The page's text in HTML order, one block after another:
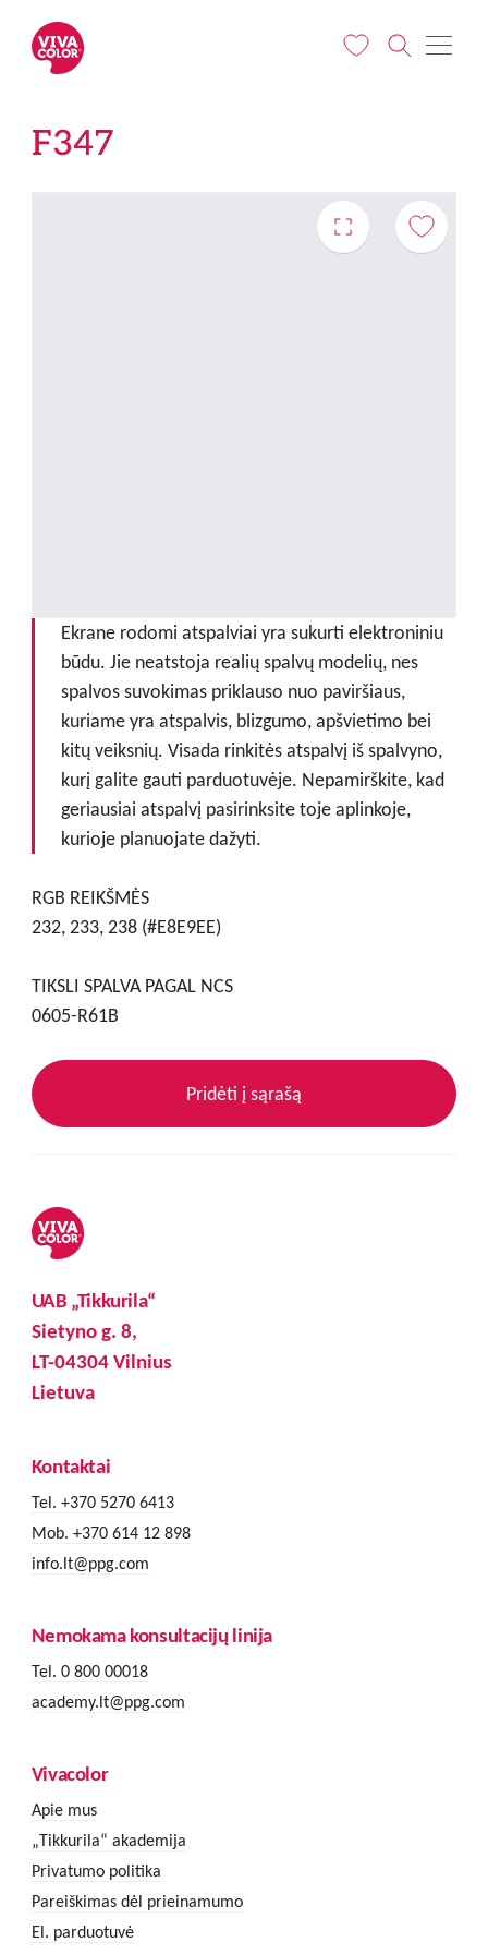
F347
Ekrane rodomi atspalviai yra sukurti elektroniniu
būdu. Jie neatstoja realių spalvų modelių, nes
spalvos suvokimas priklauso nuo paviršiaus,
kuriame yra atspalvis, blizgumo, apšvietimo bei
kitų veiksnių. Visada rinkitės atspalvį iš spalvyno,
kurį galite gauti parduotuvėje. Nepamirškite, kad
geriausiai atspalvį pasirinksite toje aplinkoje,
kurioje planuojate dažyti.
RGB REIKŠMĖS
232, 233, 238 (#E8E9EE)
TIKSLI SPALVA PAGAL NCS
0605-R61B
Pridėti į sąrašą
UAB „Tikkurila“
Sietyno g. 8,
LT-04304 Vilnius
Lietuva
Kontaktai
Tel. +370 5270 6413
Mob. +370 614 12 898
info.lt@ppg.com
Nemokama konsultacijų linija
Tel. 0 800 00018
academy.lt@ppg.com
Vivacolor
Apie mus
„Tikkurila“ akademija
Privatumo politika
Pareiškimas dėl prieinamumo
El. parduotuvė